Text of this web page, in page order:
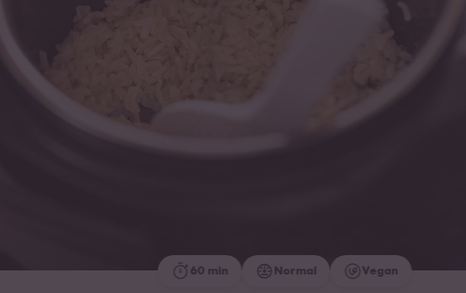
60 min Normal Vegan